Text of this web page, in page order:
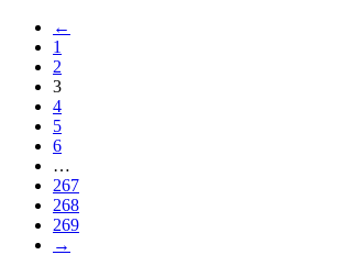
←
1
2
3
4
5
6
…
267
268
269
→